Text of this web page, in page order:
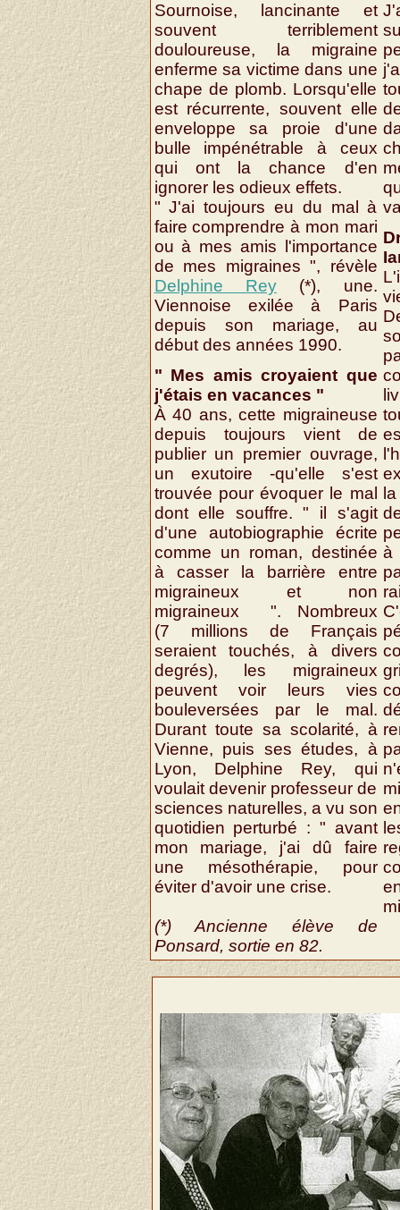
Sournoise, lancinante et
souvent terriblement
douloureuse, la migraine
enferme sa victime dans une
chape de plomb. Lorsqu'elle
est récurrente, souvent elle
enveloppe sa proie d'une
bulle impénétrable à ceux
qui ont la chance d'en
ignorer les odieux effets.
" J'ai toujours eu du mal à
faire comprendre à mon mari
ou à mes amis l'importance
de mes migraines ", révèle
Delphine Rey(*), une.
Viennoise exilée à Paris
depuis son mariage, au
début des années 1990.
" Mes amis croyaient que
j'étais en vacances "
À 40 ans, cette migraineuse
depuis toujours vient de
publier un premier ouvrage,
un exutoire -qu'elle s'est
trouvée pour évoquer le mal
dont elle souffre. " il s'agit
d'une autobiographie écrite
comme un roman, destinée
à casser la barrière entre
migraineux et non
migraineux ". Nombreux
(7 millions de Français
seraient touchés, à divers
degrés), les migraineux
peuvent voir leurs vies
bouleversées par le mal.
Durant toute sa scolarité, à
Vienne, puis ses études, à
Lyon, Delphine Rey, qui
voulait devenir professeur de
sciences naturelles, a vu son
quotidien perturbé : " avant
mon mariage, j'ai dû faire
une mésothérapie, pour
éviter d'avoir une crise.
(*) Ancienne élève de
Ponsard, sortie en 82.
à